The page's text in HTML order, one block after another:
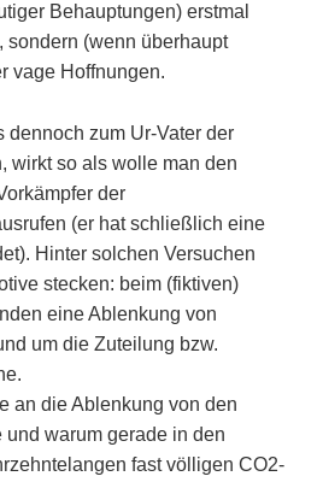
Behauptungen) erstmal
sondern (wenn überhaupt
vage Hoffnungen.
dennoch zum Ur-Vater der
wirkt so als wolle man den
der
(er hat schließlich eine
Hinter solchen Versuchen
stecken: beim (fiktiven)
eine Ablenkung von
um die Zuteilung bzw.
an die Ablenkung von den
und warum gerade in den
fast völligen CO2-